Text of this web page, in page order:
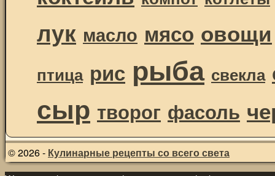
лук масло мясо овощи
птица рис рыба свекла
сыр творог фасоль
© 2026 - Кулинарные рецепты со всего света